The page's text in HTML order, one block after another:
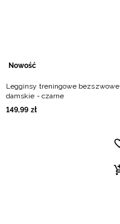
Nowość
Legginsy treningowe bezszwowe
damskie - czarne
149,99 zł